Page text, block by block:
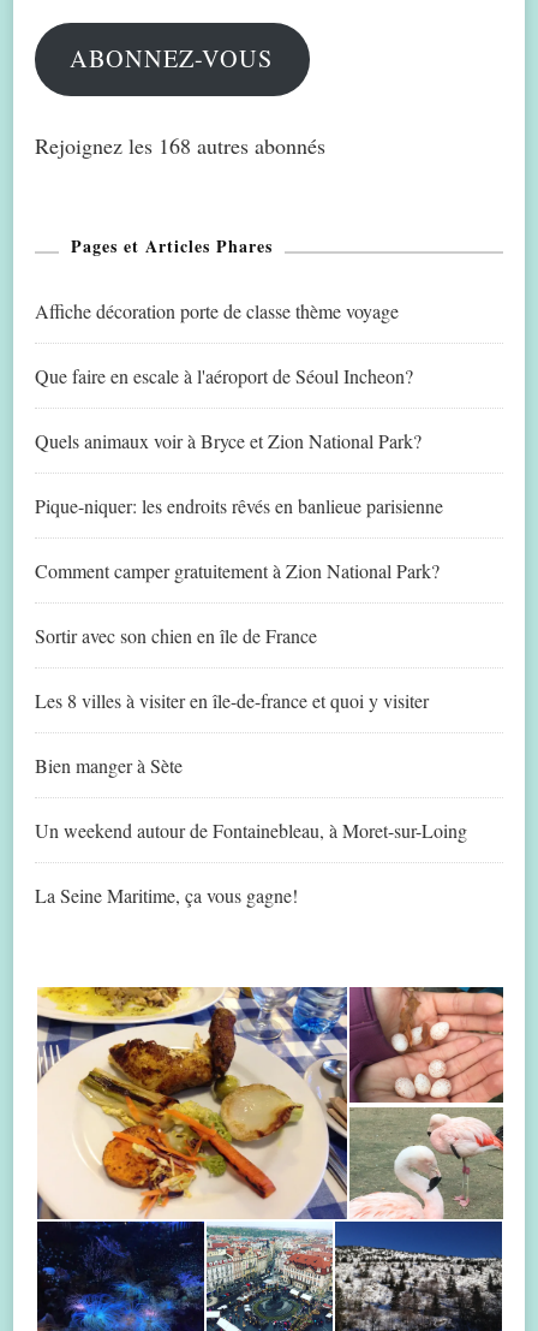
mail
ABONNEZ-VOUS
Rejoignez les 168 autres abonnés
Pages et Articles Phares
Affiche décoration porte de classe thème voyage
Que faire en escale à l'aéroport de Séoul Incheon?
Quels animaux voir à Bryce et Zion National Park?
Pique-niquer: les endroits rêvés en banlieue parisienne
Comment camper gratuitement à Zion National Park?
Sortir avec son chien en île de France
Les 8 villes à visiter en île-de-france et quoi y visiter
Bien manger à Sète
Un weekend autour de Fontainebleau, à Moret-sur-Loing
La Seine Maritime, ça vous gagne!